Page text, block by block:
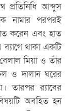
প্রতিনিধি আব্দুস
নামার পরপরই
করেন এবং হাত
থাকা একটি
মিয়া ও তাঁর
ও দালান ঘরের
তারপর র‌্যাবের
অবহিত হন